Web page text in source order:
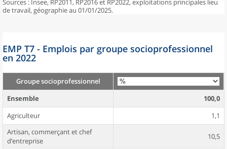
Sources : Insee, RP2011, RP2016 et RP2022, exploitations principales lieu
de travail, géographie au 01/01/2025.
EMP T7 - Emplois par groupe socioprofessionnel
en 2022
Groupe socioprofessionnel
Ensemble
100,0
Agriculteur
1,1
Artisan, commerçant et chef
d’entreprise
10,5